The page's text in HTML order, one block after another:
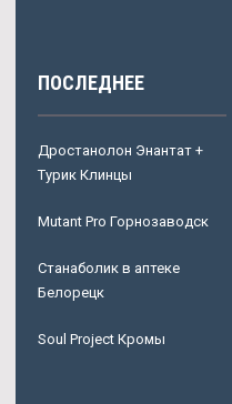
ПОСЛЕДНЕЕ
Дростанолон Энантат +
Турик Клинцы
Mutant Pro Горнозаводск
Станаболик в аптеке
Белорецк
Soul Project Кромы